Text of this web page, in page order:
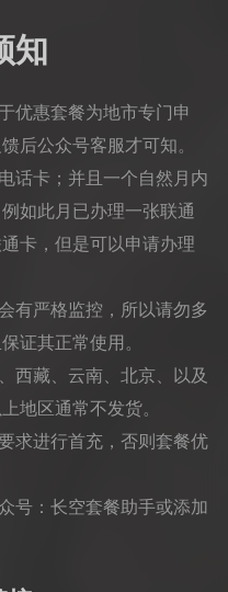
知
优惠套餐为地市专门申
后公众号客服才可知。
话卡；并且一个自然月内
如此月已办理一张联通
卡，但是可以申请办理
有严格监控，所以请勿多
证其正常使用。
西藏、云南、北京、以及
地区通常不发货。
求进行首充，否则套餐优
号：长空套餐助手或添加